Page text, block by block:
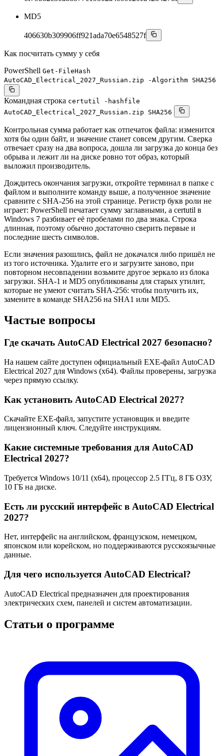
MD5
406630b309906ff921ada70e6548527f
Как посчитать сумму у себя
PowerShell Get-FileHash
AutoCAD_Electrical_2027_Russian.zip -Algorithm SHA256
Командная строка certutil -hashfile
AutoCAD_Electrical_2027_Russian.zip SHA256
Контрольная сумма работает как отпечаток файла: изменится
хотя бы один байт, и значение станет совсем другим. Сверка
отвечает сразу на два вопроса, дошла ли загрузка до конца без
обрыва и лежит ли на диске ровно тот образ, который
выложил производитель.
Дождитесь окончания загрузки, откройте терминал в папке с
файлом и выполните команду выше, а полученное значение
сравните с SHA-256 на этой странице. Регистр букв роли не
играет: PowerShell печатает сумму заглавными, а certutil в
Windows 7 разбивает её пробелами по два знака. Строка
длинная, поэтому обычно достаточно сверить первые и
последние шесть символов.
Если значения разошлись, файл не докачался либо пришёл не
из того источника. Удалите его и загрузите заново, при
повторном несовпадении возьмите другое зеркало из блока
загрузки. SHA-1 и MD5 опубликованы для старых утилит,
которые не умеют считать SHA-256: чтобы получить их,
замените в команде SHA256 на SHA1 или MD5.
Частые вопросы
Где скачать AutoCAD Electrical 2027 безопасно?
На нашем сайте доступен официальный EXE-файл AutoCAD
Electrical 2027 для Windows (x64). Файлы проверены, загрузка
через прямую ссылку.
Как установить AutoCAD Electrical 2027?
Скачайте EXE-файл, запустите установщик и введите
лицензионный ключ. Следуйте инструкциям.
Какие системные требования для AutoCAD
Electrical 2027?
Требуется Windows 10/11 (x64), процессор 2.5 ГГц, 8 ГБ ОЗУ,
10 ГБ на диске.
Есть ли русский интерфейс в AutoCAD Electrical
2027?
Нет, интерфейс на английском, французском, немецком,
японском или корейском, но поддерживаются русскоязычные
данные.
Для чего используется AutoCAD Electrical?
AutoCAD Electrical предназначен для проектирования
электрических схем, панелей и систем автоматизации.
Статьи о программе